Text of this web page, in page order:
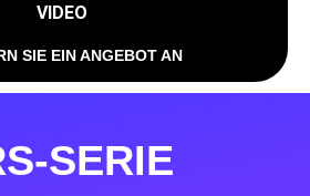
VIDEO
SIE EIN ANGEBOT AN
SERIE